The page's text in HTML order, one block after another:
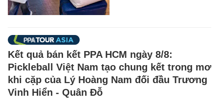
Kết quả bán kết PPA HCM ngày 8/8:
Pickleball Việt Nam tạo chung kết trong mơ
khi cặp của Lý Hoàng Nam đối đầu Trương
Vinh Hiển - Quân Đỗ